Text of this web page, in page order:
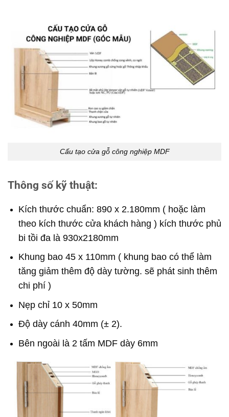
Cấu tạo cửa gỗ công nghiệp MDF
Thông số kỹ thuật:
Kích thước chuẩn: 890 x 2.180mm ( hoặc làm
theo kích thước cửa khách hàng ) kích thước phủ
bi tồi đa là 930x2180mm
Khung bao 45 x 110mm ( khung bao có thể làm
tăng giảm thêm độ dày tường. sẽ phát sinh thêm
chi phí )
Nẹp chỉ 10 x 50mm
Độ dày cánh 40mm (± 2).
Bên ngoài là 2 tấm MDF dày 6mm